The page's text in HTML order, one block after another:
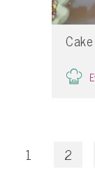
1 2